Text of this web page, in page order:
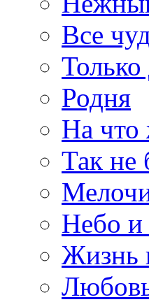
Все
Родня
На что
Так не
Небо и
Жизнь